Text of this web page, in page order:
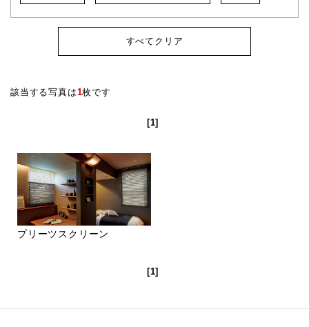
すべてクリア
該当する写真は1枚です
[1]
プリーツスクリーン
[1]